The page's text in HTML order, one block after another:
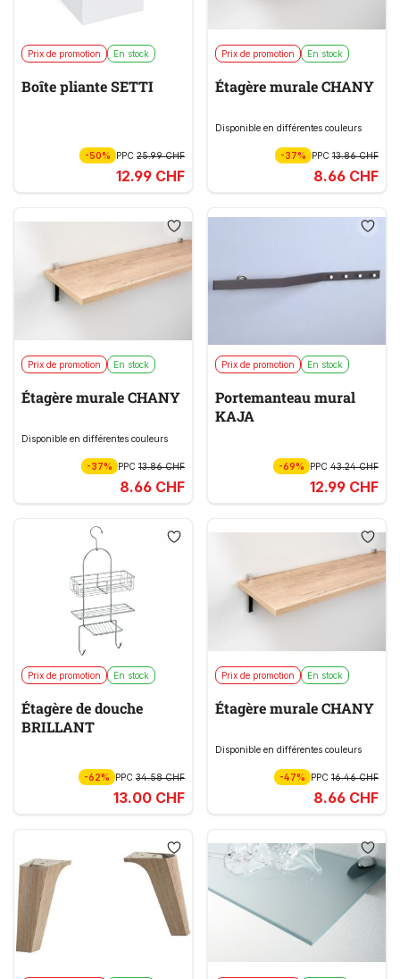
Prix de promotion En stock
Boîte pliante SETTI
-50% PPC 25.99 CHF
12.99 CHF
Prix de promotion En stock
Étagère murale CHANY
Disponible en différentes couleurs
-37% PPC13.86 CHF
8.66 CHF
Prix de promotion En stock
Étagère murale CHANY
Disponible en différentes couleurs
-37% PPC 13.86 CHF
8.66 CHF
Prix de promotion En stock
Portemanteau mural
KAJA
-69% PPC43.24 CHF
12.99 CHF
Prix de promotion En stock
Étagère de douche
BRILLANT
-62% PPC 34.58 CHF
13.00 CHF
Prix de promotion En stock
Étagère murale CHANY
Disponible en différentes couleurs
-47% PPC16.46 CHF
8.66 CHF